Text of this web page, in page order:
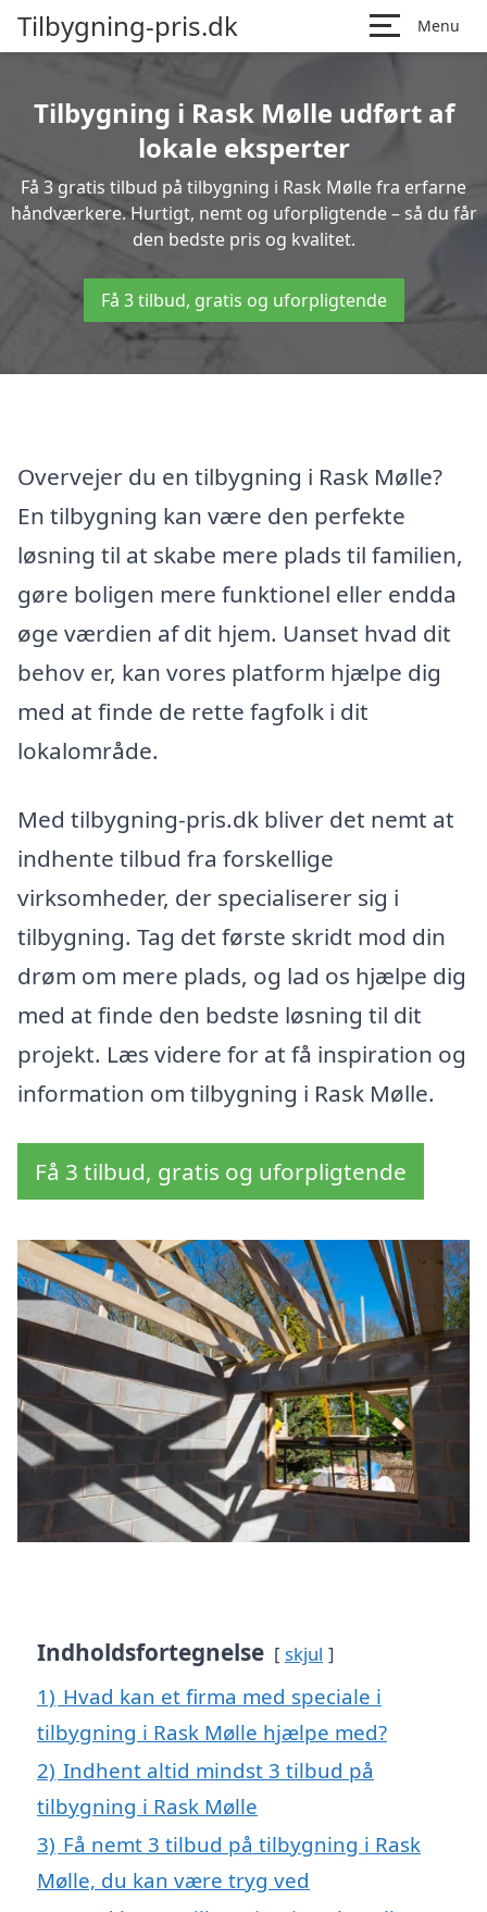
Tilbygning-pris.dk Menu
Tilbygning i Rask Mølle udført af
lokale eksperter
Få 3 gratis tilbud på tilbygning i Rask Mølle fra erfarne
håndværkere. Hurtigt, nemt og uforpligtende – så du får
den bedste pris og kvalitet.
Få 3 tilbud, gratis og uforpligtende
Overvejer du en tilbygning i Rask Mølle?
En tilbygning kan være den perfekte
løsning til at skabe mere plads til familien,
gøre boligen mere funktionel eller endda
øge værdien af dit hjem. Uanset hvad dit
behov er, kan vores platform hjælpe dig
med at finde de rette fagfolk i dit
lokalområde.
Med tilbygning-pris.dk bliver det nemt at
indhente tilbud fra forskellige
virksomheder, der specialiserer sig i
tilbygning. Tag det første skridt mod din
drøm om mere plads, og lad os hjælpe dig
med at finde den bedste løsning til dit
projekt. Læs videre for at få inspiration og
information om tilbygning i Rask Mølle.
Få 3 tilbud, gratis og uforpligtende
Indholdsfortegnelse skjul
1) Hvad kan et firma med speciale i
tilbygning i Rask Mølle hjælpe med?
2) Indhent altid mindst 3 tilbud på
tilbygning i Rask Mølle
3) Få nemt 3 tilbud på tilbygning i Rask
Mølle, du kan være tryg ved